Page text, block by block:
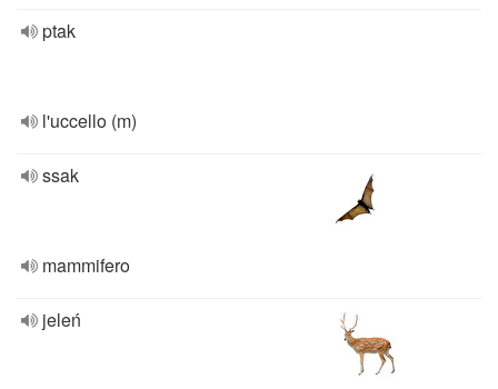
ptak
l'uccello (m)
ssak
mammifero
jeleń